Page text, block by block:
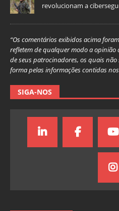
revolucionam a
“Os comentários exibidos acima
refletem de qualquer modo a
de seus patrocinadores, os quais
forma pelas informações contidas
SIGA-NOS